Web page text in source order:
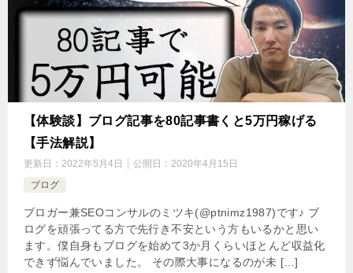
【体験談】ブログ記事を80記事書くと5万円稼げる
【手法解説】
更新日： 2022年5月4日 公開日： 2020年4月15日
ブログ
ブロガー兼SEOコンサルのミツキ(@ptnimz1987)です♪ ブ
ログを頑張ってる方で先行き不安という方もいるかと思い
ます。僕自身もブログを始めて3か月くらいほとんど収益化
できず悩んでいました。 その際大事になるのが未 […]